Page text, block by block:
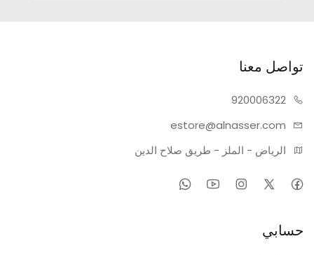
تواصل معنا
920006322
estore@alnasser.com
الرياض - الملز - طريق صلاح الدين
حسابي